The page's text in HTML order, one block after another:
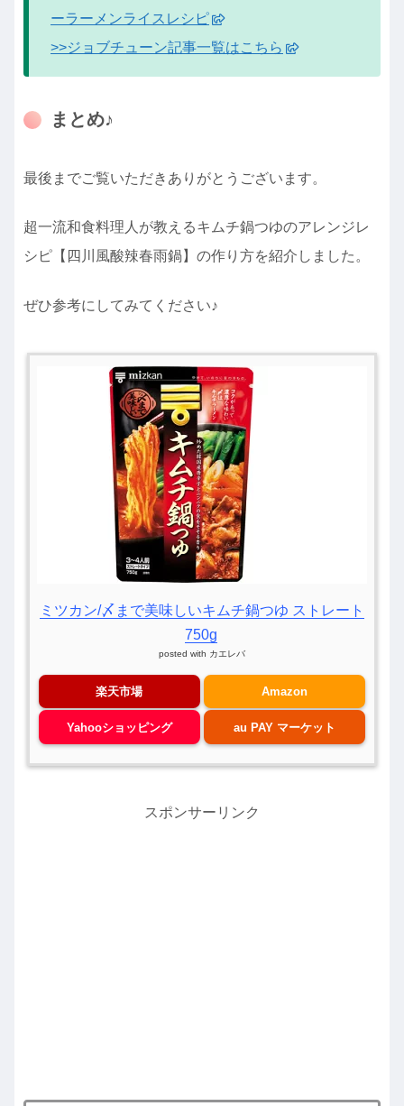
ーラーメンライスレシピ
>>ジョブチューン記事一覧はこちら
まとめ♪
最後までご覧いただきありがとうございます。
超一流和食料理人が教えるキムチ鍋つゆのアレンジレ
シピ【四川風酸辣春雨鍋】の作り方を紹介しました。
ぜひ参考にしてみてください♪
ミツカン/〆まで美味しいキムチ鍋つゆ ストレート
750g
posted with カエレバ
楽天市場 Amazon
Yahooショッピング au PAY マーケット
スポンサーリンク